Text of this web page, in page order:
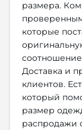
размера.
которые
Доставка и
клиентов.
который
размер
распродажи